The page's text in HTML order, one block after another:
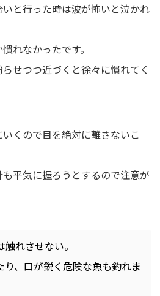
と行った時は波が怖いと泣かれ
れなかったです。
せつつ近づくと徐々に慣れてく
くので目を絶対に離さないこ
平気に握ろうとするので注意が
れさせない。
り、口が鋭く危険な魚も釣れま